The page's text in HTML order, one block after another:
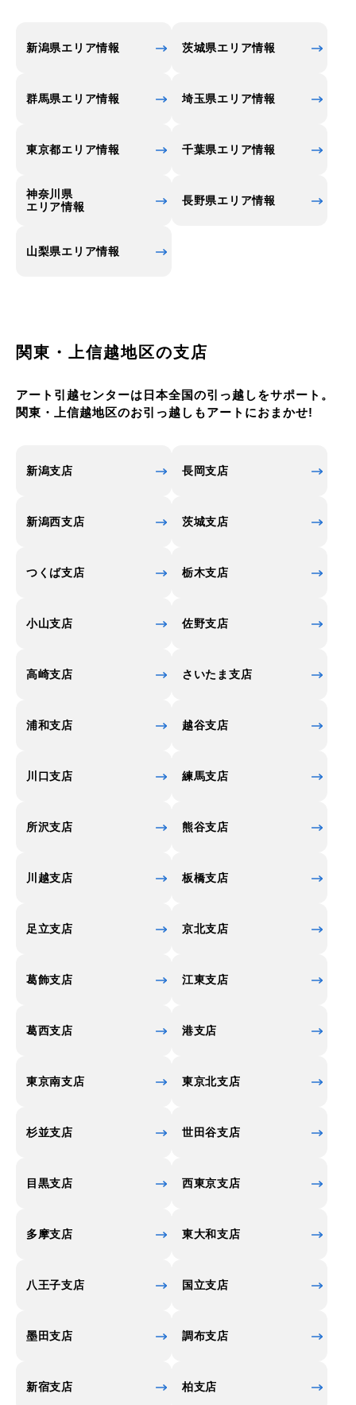
寺のシダレザクラ、荒幡富士から見た眺望などがた
新潟県エリア情報 茨城県エリア情報
群馬県エリア情報 埼玉県エリア情報
東京都エリア情報 千葉県エリア情報
神奈川県
エリア情報
長野県エリア情報
山梨県エリア情報
関東・上信越地区の支店
アート引越センターは日本全国の引っ越しをサポート。
関東・上信越地区のお引っ越しもアートにおまかせ!
新潟支店 長岡支店
新潟西支店 茨城支店
つくば支店 栃木支店
小山支店 佐野支店
高崎支店 さいたま支店
浦和支店 越谷支店
川口支店 練馬支店
所沢支店 熊谷支店
川越支店 板橋支店
足立支店 京北支店
葛飾支店 江東支店
葛西支店 港支店
東京南支店 東京北支店
杉並支店 世田谷支店
目黒支店 西東京支店
多摩支店 東大和支店
八王子支店 国立支店
墨田支店 調布支店
新宿支店 柏支店